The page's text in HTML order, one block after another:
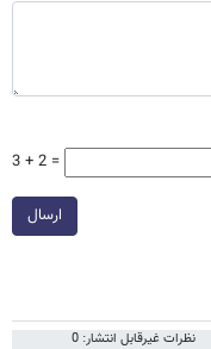
3 + 2 =
ارسال
نظرات غیرقابل انتشار: 0